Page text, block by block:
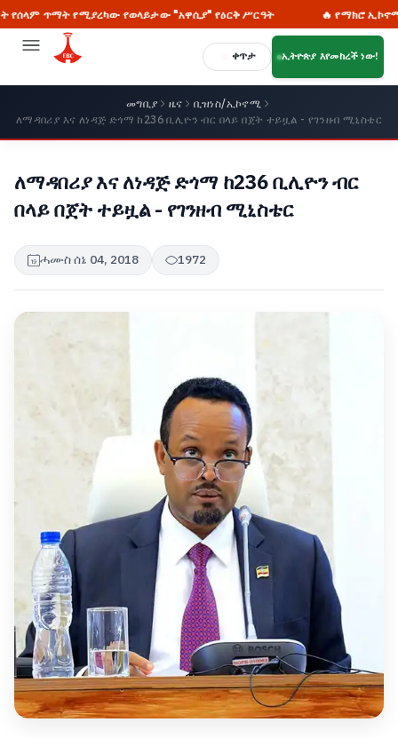
የሚያረካው የወላይታው "አዋሲያ" የዕርቅ ሥርዓት 🔥 የማክሮ ኢኮኖሚ
ቀጥታ ኢትዮጵያ እየመከረች ነው!
መግቢያ ዜና
ቢዝነስ/ኢኮኖሚ
ለማዳበሪያ እና ለነዳጅ ድጎማ ከ236 ቢሊዮን ብር በላይ በጀት ተይዟል - የገንዘብ ሚኒስቴር
ለማዳበሪያ እና ለነዳጅ ድጎማ ከ236 ቢሊዮን ብር
በላይ በጀት ተይዟል - የገንዘብ ሚኒስቴር
ሓሙስ ሰኔ 04, 2018 1972